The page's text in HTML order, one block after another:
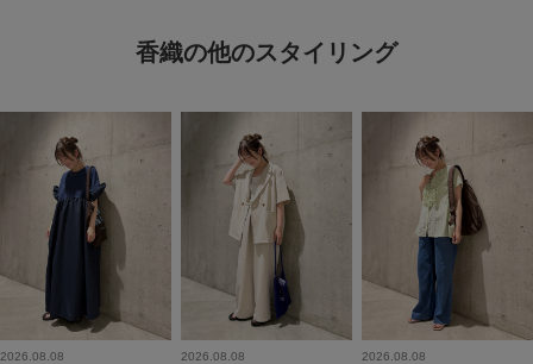
香織の他のスタイリング
2026.08.08 2026.08.08 2026.08.08